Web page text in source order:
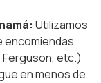
Utilizamos
encomiendas
etc.)
en menos de